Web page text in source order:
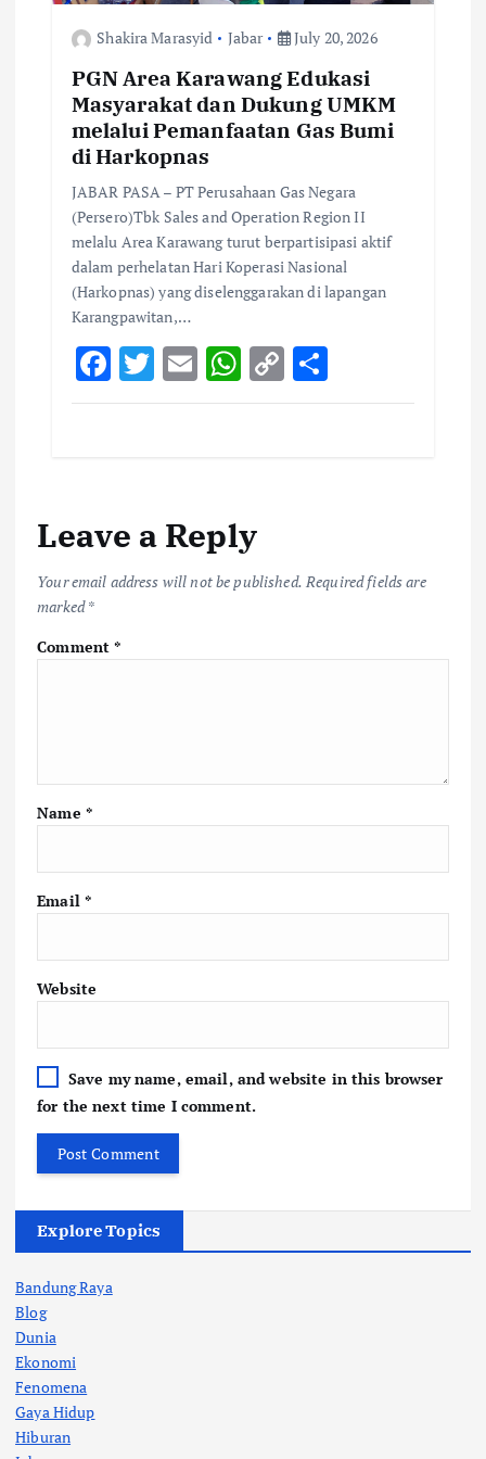
Shakira Marasyid Jabar July 20, 2026
PGN Area Karawang Edukasi
Masyarakat dan Dukung UMKM
melalui Pemanfaatan Gas Bumi
di Harkopnas
JABAR PASA – PT Perusahaan Gas Negara
(Persero)Tbk Sales and Operation Region II
melalu Area Karawang turut berpartisipasi aktif
dalam perhelatan Hari Koperasi Nasional
(Harkopnas) yang diselenggarakan di lapangan
Karangpawitan,…
F
ac
o
k
T
w
E
m
W
h
p
p
C
o
k
S
h
Leave a Reply
Your email address will not be published. Required fields are
marked*
Comment*
Name *
Email *
Website
Save my name, email, and website in this browser
for the next time I comment.
Explore Topics
Bandung Raya
Blog
Dunia
Ekonomi
Fenomena
Gaya Hidup
Hiburan